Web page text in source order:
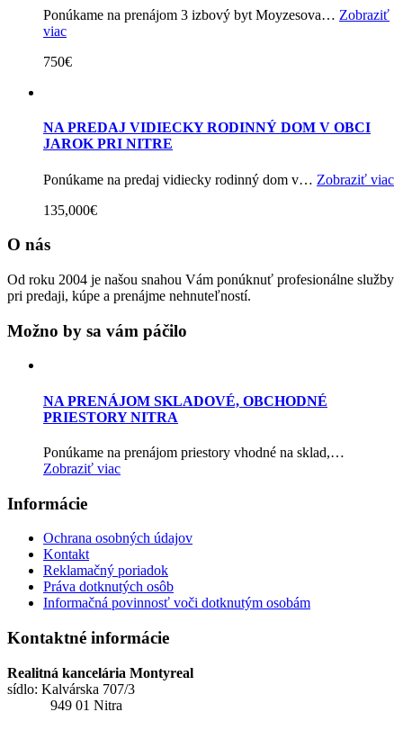
Ponúkame na prenájom 3 izbový byt Moyzesova… Zobraziť
viac
750€
NA PREDAJ VIDIECKY RODINNÝ DOM V OBCI
JAROK PRI NITRE
Ponúkame na predaj vidiecky rodinný dom v… Zobraziť viac
135,000€
O nás
Od roku 2004 je našou snahou Vám ponúknuť profesionálne služby
pri predaji, kúpe a prenájme nehnuteľností.
Možno by sa vám páčilo
NA PRENÁJOM SKLADOVÉ, OBCHODNÉ
PRIESTORY NITRA
Ponúkame na prenájom priestory vhodné na sklad,…
Zobraziť viac
Informácie
Ochrana osobných údajov
Kontakt
Reklamačný poriadok
Práva dotknutých osôb
Informačná povinnosť voči dotknutým osobám
Kontaktné informácie
Realitná kancelária Montyreal
sídlo: Kalvárska 707/3
949 01 Nitra